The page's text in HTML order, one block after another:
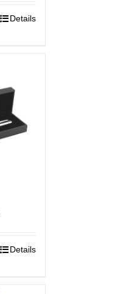
Details
Details